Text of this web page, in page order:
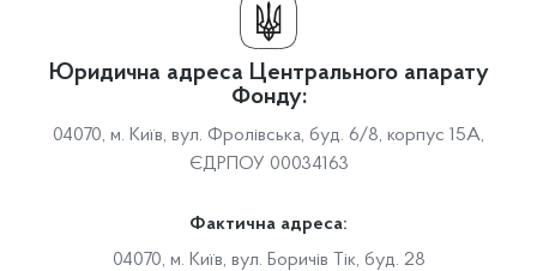
Юридична адреса Центрального апарату
Фонду:
04070, м. Київ, вул. Фролівська, буд. 6/8, корпус 15А,
ЄДРПОУ 00034163
Фактична адреса:
04070, м. Київ, вул. Боричів Тік, буд. 28